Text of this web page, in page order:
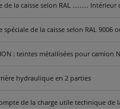
de la caisse selon RAL .........
spéciale de la caisse selon RAL
: teintes métallisées pour camion
hydraulique en 2 parties
de la charge utile technique de